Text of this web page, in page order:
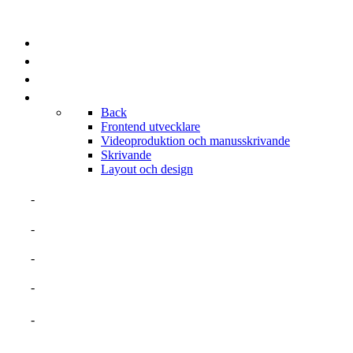
Back
Frontend utvecklare
Videoproduktion och manusskrivande
Skrivande
Layout och design